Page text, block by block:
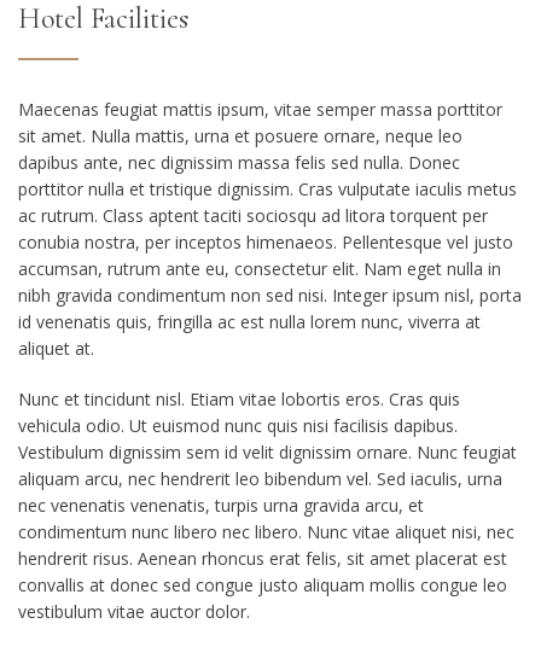
Hotel Facilities
Maecenas feugiat mattis ipsum, vitae semper massa porttitor
sit amet. Nulla mattis, urna et posuere ornare, neque leo
dapibus ante, nec dignissim massa felis sed nulla. Donec
porttitor nulla et tristique dignissim. Cras vulputate iaculis metus
ac rutrum. Class aptent taciti sociosqu ad litora torquent per
conubia nostra, per inceptos himenaeos. Pellentesque vel justo
accumsan, rutrum ante eu, consectetur elit. Nam eget nulla in
nibh gravida condimentum non sed nisi. Integer ipsum nisl, porta
id venenatis quis, fringilla ac est nulla lorem nunc, viverra at
aliquet at.
Nunc et tincidunt nisl. Etiam vitae lobortis eros. Cras quis
vehicula odio. Ut euismod nunc quis nisi facilisis dapibus.
Vestibulum dignissim sem id velit dignissim ornare. Nunc feugiat
aliquam arcu, nec hendrerit leo bibendum vel. Sed iaculis, urna
nec venenatis venenatis, turpis urna gravida arcu, et
condimentum nunc libero nec libero. Nunc vitae aliquet nisi, nec
hendrerit risus. Aenean rhoncus erat felis, sit amet placerat est
convallis at donec sed congue justo aliquam mollis congue leo
vestibulum vitae auctor dolor.